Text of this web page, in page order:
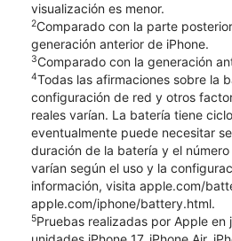
visualización es menor.
2Comparado con la parte
generación anterior de iPhone.
3Comparado con la generación
4Todas las afirmaciones sobre la
configuración de red y otros
reales varían. La batería tiene
eventualmente puede necesitar
duración de la batería y el
varían según el uso y la
información, visita apple.com/
apple.com/iphone/battery.html.
5Pruebas realizadas por Apple en